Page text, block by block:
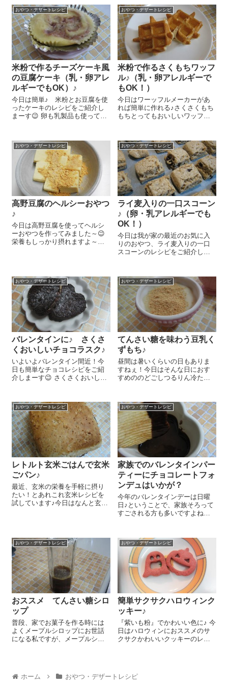
ガードのレシピをご紹介しま～
す😉 『オーガニックフェアトレ
ード カフェ...
きなものをどんどん積み上げて
盛り上がっちゃいましょう～😉
絶対おいしいポイントは『バウ
ムクーヘ...
おやつ・デザートレシピ
米粉で作るチーズケーキ風
の豆腐ケーキ（乳・卵アレ
ルギーでもOK）♪
今日は簡単♪ 米粉とお豆腐を使
ったケーキのレシピをご紹介し
まーす😉 卵も乳製品も使ってい
すよ～(^-^)/ ボールに絹ごし豆
腐 150gを入れて泡だて器で混
ぜて滑らかにします。こ...
おやつ・デザートレシピ
米粉で作るさくもちワッフ
ル♪（乳・卵アレルギーで
もOK！）
今日はワーッフルメーカーがあ
れば簡単に作れる♪さくさくもち
もちとってもおいしいワッフル
粉』(#^.^#) 『お菓子を作るお米
の粉』 130g、ベーキングパウ
ダー 小さじ1、てんさ...
おやつ・デザートレシピ
高野豆腐のヘルシーおやつ
♪
今日は高野豆腐を使ってヘルシ
ーおやつを作ってみました～😉
栄養もしっかり摂れますよ～！
メープルシロップ』 大さじ1...
おやつ・デザートレシピ
ライ麦入りの一口スコーン
♪（卵・乳アレルギーでも
OK！）
今日は我が家の最近のお気に入
りのおやつ、ライ麦入りの一口
スコーンのレシピをご紹介しま
も食べていただけますよぉー。
食物繊維たっぷりの『オーガニ
ック ライ麦粉』。独特の風味
や食感でと...
おやつ・デザートレシピ
バレンタインに♪ さくさ
くおいしいチョコラスク♪
いよいよバレンタイン間近！今
日も簡単なチョコレシピをご紹
介しまーす😉 さくさくおいしく
建社ミルクチョコレート』 30g
は包丁で刻んでボールに入れて
おきます。豆乳 50gを小鍋...
おやつ・デザートレシピ
てんさい糖を味わう豆乳く
ずもち♪
昼間は暑いくらいの日もありま
すねぇ！今日はそんな日におす
すめののどごしつるりん冷たく
にもきなこにも『ホクレン て
んさい糖』を入れるので、てん
さい糖の風味がしっかり楽しめ
るんですよ～。...
おやつ・デザートレシピ
レトルト玄米ごはんで玄米
ごパン♪
最近、玄米の栄養を手軽に摂り
たい！とあれこれ玄米レシピを
試しています♪今日はなんと玄米
160g、砂糖 10g、塩 5...
おやつ・デザートレシピ
家族でのバレンタインパー
ティーにチョコレートフォ
ンデュはいかが？
今年のバレンタインデーは日曜
日♪ということで、家族そろって
すごされる方も多いですよね。
ートフォンデュをご紹介しまー
す＼(^o^)／ 使ったのは『生チョ
コレートペースト』です！これ
を耐...
おやつ・デザートレシピ
おススメ てんさい糖シロ
ップ
普段、家でお菓子を作る時には
よくメープルシロップにお世話
になる私ですが、メープルシロ
っていうこともよくあります('_')
作り方もとても簡単♪『てんさ
おやつ・デザートレシピ
簡単サクサクハロウィンク
ッキー♪
『紫いも粉』でかわいい色に♪ 今
日はハロウィンにおススメのサ
クサクかわいいクッキーのレシ
て器で...
ホーム おやつ・デザートレシピ